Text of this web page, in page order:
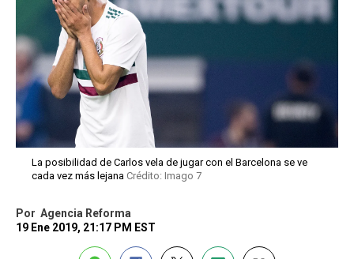
La posibilidad de Carlos vela de jugar con el Barcelona se ve
cada vez más lejana Crédito: Imago 7
Por Agencia Reforma
19 Ene 2019, 21:17 PM EST